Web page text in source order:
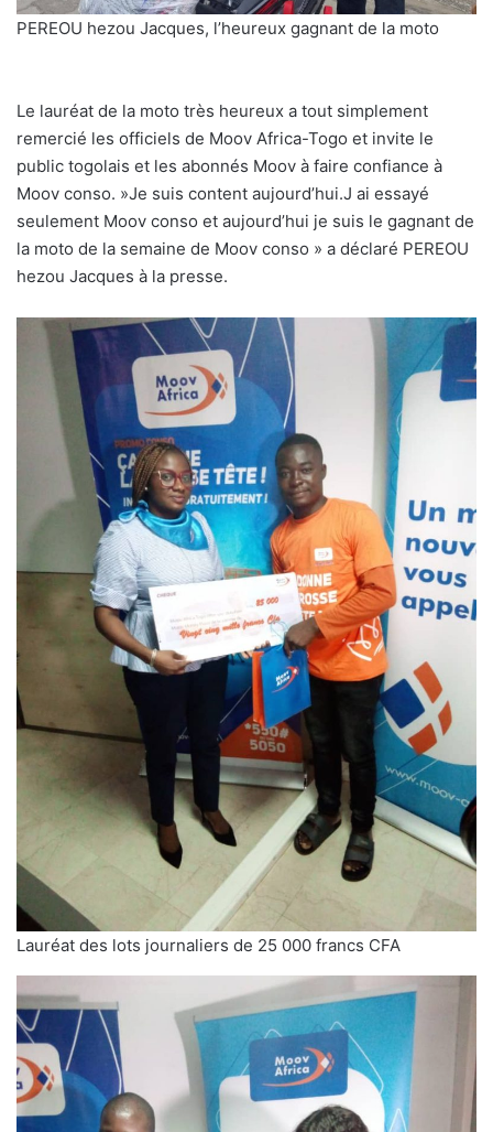
PEREOU hezou Jacques, l’heureux gagnant de la moto
Le lauréat de la moto très heureux a tout simplement
remercié les officiels de Moov Africa-Togo et invite le
public togolais et les abonnés Moov à faire confiance à
Moov conso. »Je suis content aujourd’hui.J ai essayé
seulement Moov conso et aujourd’hui je suis le gagnant de
la moto de la semaine de Moov conso » a déclaré PEREOU
hezou Jacques à la presse.
Lauréat des lots journaliers de 25 000 francs CFA